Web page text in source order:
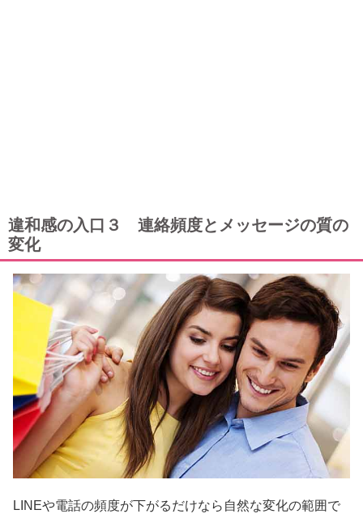
違和感の入口３ 連絡頻度とメッセージの質の
変化
LINEや電話の頻度が下がるだけなら自然な変化の範囲で